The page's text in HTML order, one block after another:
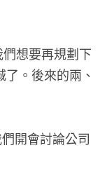
想要再規劃下
。後來的兩、
開會討論公司